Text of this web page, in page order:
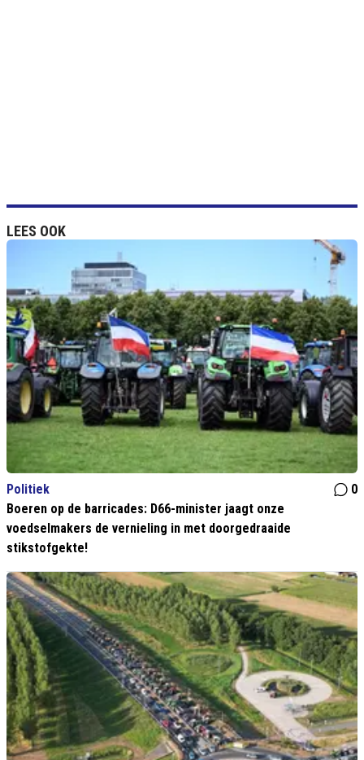
LEES OOK
Politiek
0
Boeren op de barricades: D66-minister jaagt onze
voedselmakers de vernieling in met doorgedraaide
stikstofgekte!